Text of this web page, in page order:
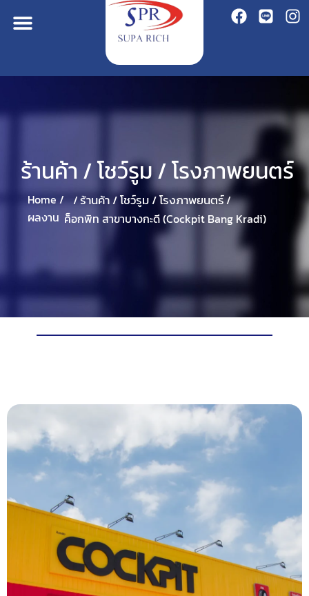
ร้านค้า / โชว์รูม / โรงภาพยนตร์
Home /
ผลงาน
/ร้านค้า / โชว์รูม / โรงภาพยนตร์/
ค็อกพิท สาขาบางกะดี (Cockpit Bang Kradi)